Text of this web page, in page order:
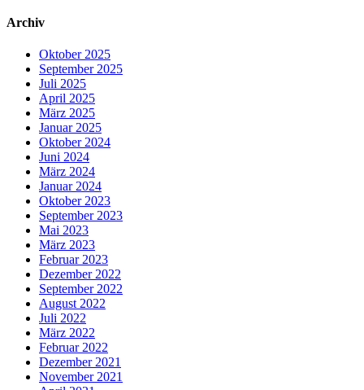
Archiv
Oktober 2025
September 2025
Juli 2025
April 2025
März 2025
Januar 2025
Oktober 2024
Juni 2024
März 2024
Januar 2024
Oktober 2023
September 2023
Mai 2023
März 2023
Februar 2023
Dezember 2022
September 2022
August 2022
Juli 2022
März 2022
Februar 2022
Dezember 2021
November 2021